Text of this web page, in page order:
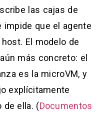
las cajas de
impide que el agente
El modelo de
más concreto: el
es la microVM, y
explícitamente
de ella. (Documentos